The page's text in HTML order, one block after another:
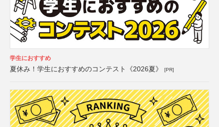
学生におすすめ
夏休み！学生におすすめのコンテスト《2026夏》 [PR]